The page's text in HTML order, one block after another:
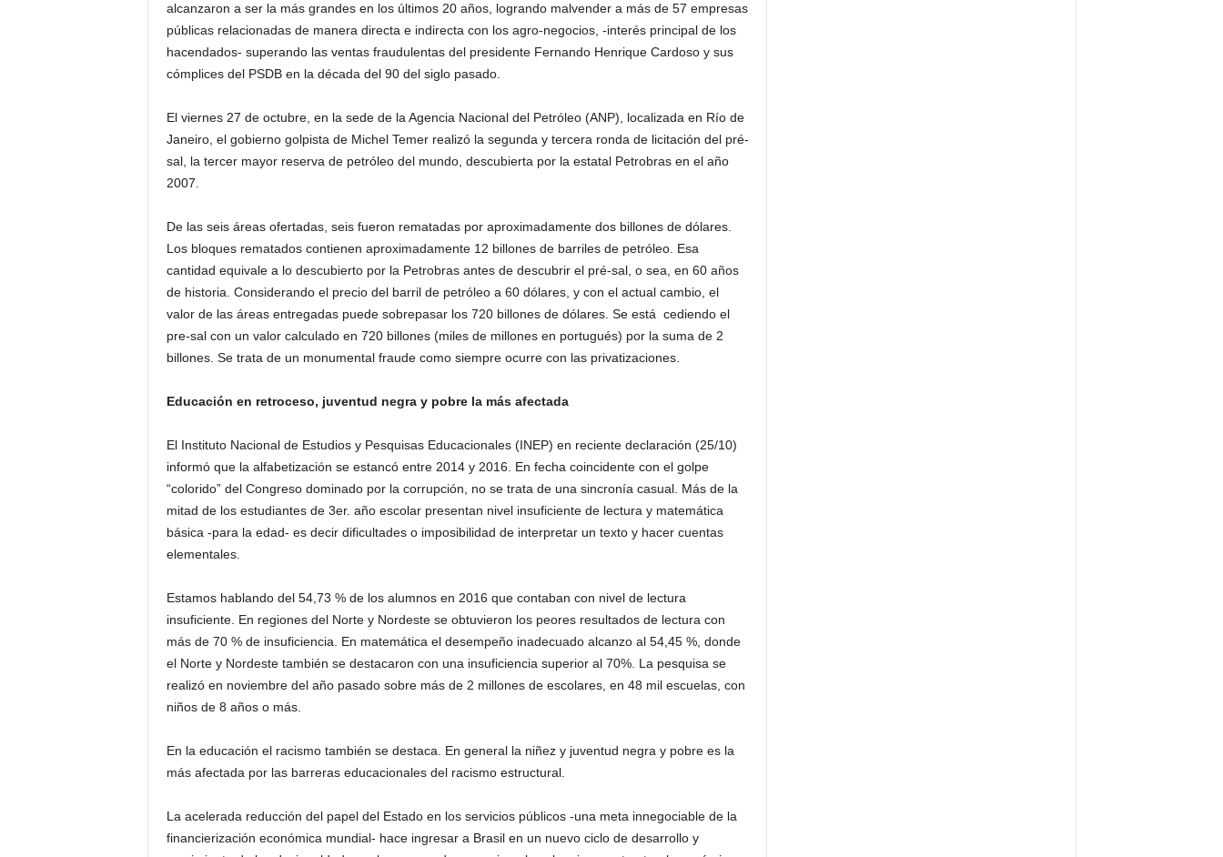
alcanzaron a ser la más grandes en los últimos 20 años, logrando malvender a más de 57 empresas
públicas relacionadas de manera directa e indirecta con los agro-negocios, -interés principal de los
hacendados- superando las ventas fraudulentas del presidente Fernando Henrique Cardoso y sus
cómplices del PSDB en la década del 90 del siglo pasado.
El viernes 27 de octubre, en la sede de la Agencia Nacional del Petróleo (ANP), localizada en Río de
Janeiro, el gobierno golpista de Michel Temer realizó la segunda y tercera ronda de licitación del pré-
sal, la tercer mayor reserva de petróleo del mundo, descubierta por la estatal Petrobras en el año
2007.
De las seis áreas ofertadas, seis fueron rematadas por aproximadamente dos billones de dólares.
Los bloques rematados contienen aproximadamente 12 billones de barriles de petróleo. Esa
cantidad equivale a lo descubierto por la Petrobras antes de descubrir el pré-sal, o sea, en 60 años
de historia. Considerando el precio del barril de petróleo a 60 dólares, y con el actual cambio, el
valor de las áreas entregadas puede sobrepasar los 720 billones de dólares. Se está cediendo el
pre-sal con un valor calculado en 720 billones (miles de millones en portugués) por la suma de 2
billones. Se trata de un monumental fraude como siempre ocurre con las privatizaciones.
Educación en retroceso, juventud negra y pobre la más afectada
El Instituto Nacional de Estudios y Pesquisas Educacionales (INEP) en reciente declaración (25/10)
informó que la alfabetización se estancó entre 2014 y 2016. En fecha coincidente con el golpe
“colorido” del Congreso dominado por la corrupción, no se trata de una sincronía casual. Más de la
mitad de los estudiantes de 3er. año escolar presentan nivel insuficiente de lectura y matemática
básica -para la edad- es decir dificultades o imposibilidad de interpretar un texto y hacer cuentas
elementales.
Estamos hablando del 54,73 % de los alumnos en 2016 que contaban con nivel de lectura
insuficiente. En regiones del Norte y Nordeste se obtuvieron los peores resultados de lectura con
más de 70 % de insuficiencia. En matemática el desempeño inadecuado alcanzo al 54,45 %, donde
el Norte y Nordeste también se destacaron con una insuficiencia superior al 70%. La pesquisa se
realizó en noviembre del año pasado sobre más de 2 millones de escolares, en 48 mil escuelas, con
niños de 8 años o más.
En la educación el racismo también se destaca. En general la niñez y juventud negra y pobre es la
más afectada por las barreras educacionales del racismo estructural.
La acelerada reducción del papel del Estado en los servicios públicos -una meta innegociable de la
financierización económica mundial- hace ingresar a Brasil en un nuevo ciclo de desarrollo y